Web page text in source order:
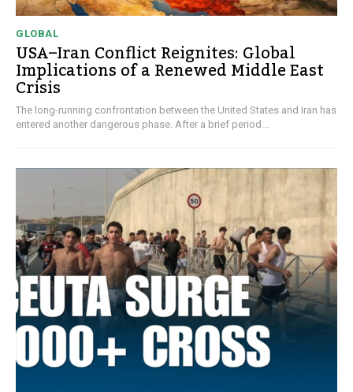
GLOBAL
USA–Iran Conflict Reignites: Global
Implications of a Renewed Middle East
Crisis
The long-running confrontation between the United States and Iran has
entered another dangerous phase. After a brief period...